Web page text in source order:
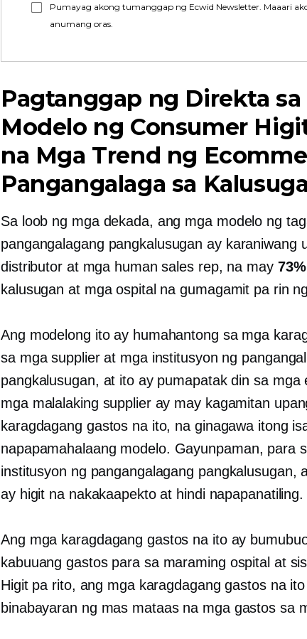
Pumayag akong tumanggap ng Ecwid Newsletter. Maaari
anumang oras.
Pagtanggap ng Direkta sa
Modelo ng Consumer
na Mga Trend ng
Pangangalaga sa
Sa loob ng mga dekada, ang mga modelo ng
pangangalagang pangkalusugan ay karaniwang
distributor at mga human sales rep, na may 73%
kalusugan at mga ospital na gumagamit pa rin
Ang modelong ito ay humahantong sa mga
sa mga supplier at mga institusyon ng
pangkalusugan, at ito ay pumapatak din sa mga
mga malalaking supplier ay may kagamitan
karagdagang gastos na ito, na ginagawa itong
napapamahalaang modelo. Gayunpaman, para
institusyon ng pangangalagang pangkalusugan,
ay higit na nakakaapekto at hindi napapanatiling.
Ang mga karagdagang gastos na ito ay
kabuuang gastos para sa maraming ospital at
Higit pa rito, ang mga karagdagang gastos na
binabayaran ng mas mataas na mga gastos sa